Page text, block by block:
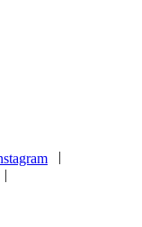
|